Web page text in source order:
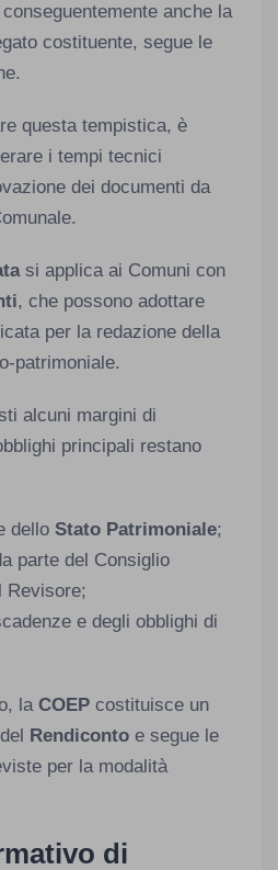
anche la
costituente, segue le
questa tempistica, è
i tempi tecnici
dei documenti da
si applica ai Comuni con
, che possono adottare
per la redazione della
patrimoniale.
alcuni margini di
principali restano
dello Stato Patrimoniale;
parte del Consiglio
Revisore;
e degli obblighi di
la COEP costituisce un
Rendiconto e segue le
per la modalità
di